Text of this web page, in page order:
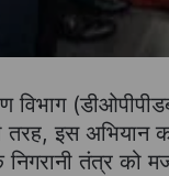
विभाग
इस अभियान
तंत्र को